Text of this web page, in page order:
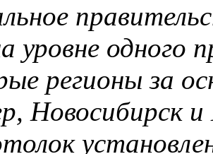
уровне
регионы за
Новосибирск